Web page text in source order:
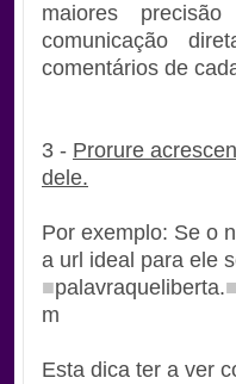
maiores
comunicação
comentários de
3 - Prorure
dele.
Por exemplo: Se o
a url ideal para ele
■palavraqueliberta.■
m
Esta dica ter a ver